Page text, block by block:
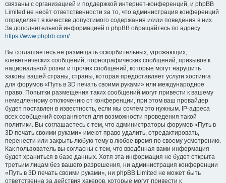
связаны с организацией и поддержкой интернет-конференций, и phpBB
Limited не несёт ответственности за то, что администрация конференций
определяет в качестве допустимого содержания и/или поведения в них.
За дополнительной информацией о phpBB обращайтесь по адресу
https://www.phpbb.com/.
Вы соглашаетесь не размещать оскорбительных, угрожающих,
клеветнических сообщений, порнографических сообщений, призывов к
национальной розни и прочих сообщений, которые могут нарушить
законы вашей страны, страны, которая предоставляет услуги хостинга
для форумов «Путь в 3D печать своими руками» или международное
право. Попытки размещения таких сообщений могут привести к вашему
немедленному отключению от конференции, при этом ваш провайдер
будет поставлен в известность, если мы сочтём это нужным. IP-адреса
всех сообщений сохраняются для возможности проведения такой
политики. Вы соглашаетесь с тем, что администраторы форумов «Путь в
3D печать своими руками» имеют право удалить, отредактировать,
перенести или закрыть любую тему в любое время по своему усмотрению.
Как пользователь вы согласны с тем, что введённая вами информация
будет храниться в базе данных. Хотя эта информация не будет открыта
третьим лицам без вашего разрешения, ни администрация конференции
«Путь в 3D печать своими руками», ни phpBB Limited не может быть
ответственна за действия хакеров, которые могут привести к